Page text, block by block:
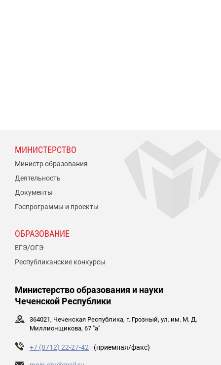
МИНИСТЕРСТВО
Министр образования
Деятельность
Документы
Госпрограммы и проекты
ОБРАЗОВАНИЕ
ЕГЭ/ОГЭ
Республиканские конкурсы
Министерство образования и науки
Чеченской Республики
364021, Чеченская Республика, г. Грозный, ул. им. М. Д.
Миллионщикова, 67 "а"
+7 (8712) 22-27-42 (приемная/факс)